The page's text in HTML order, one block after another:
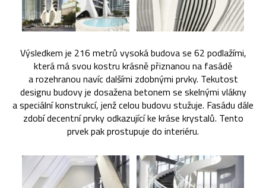
Výsledkem je 216 metrů vysoká budova se 62 podlažími,
která má svou kostru krásně přiznanou na fasádě
a rozehranou navíc dalšími zdobnými prvky. Tekutost
designu budovy je dosažena betonem se skelnými vlákny
a speciální konstrukcí, jenž celou budovu stužuje. Fasádu dále
zdobí decentní prvky odkazující ke kráse krystalů. Tento
prvek pak prostupuje do interiéru.